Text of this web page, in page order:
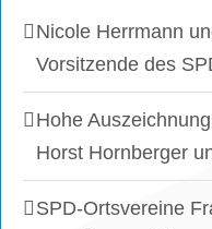
Nicole Herrmann
Vorsitzende des
Hohe
Horst Hornberger
SPD-Ortsvereine